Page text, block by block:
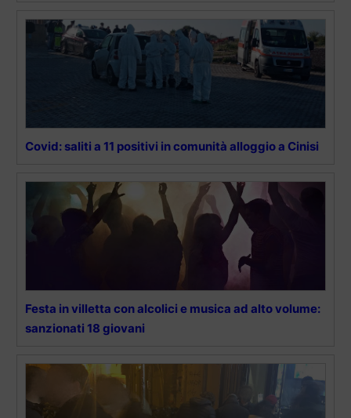
Covid: saliti a 11 positivi in comunità alloggio a Cinisi
Festa in villetta con alcolici e musica ad alto volume:
sanzionati 18 giovani